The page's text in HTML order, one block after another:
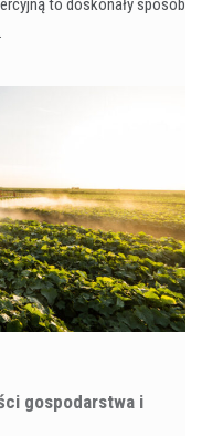
to doskonały sposób
gospodarstwa i